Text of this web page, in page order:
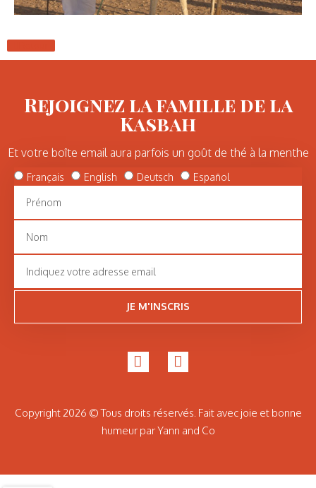
Rejoignez la famille de la
Kasbah
Et votre boîte email aura parfois un goût de thé à la menthe
Français English Deutsch Español
JE M'INSCRIS
Copyright 2026 © Tous droits réservés. Fait avec joie et bonne
humeur par Yann and Co